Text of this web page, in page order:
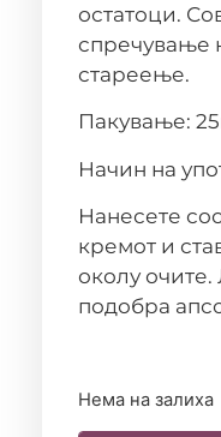
остатоци.
спречување
стареење.
Пакување:
Начин на
Нанесете
кремот и
околу очите.
подобра
Нема на залиха